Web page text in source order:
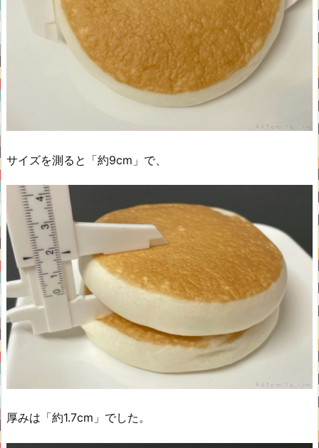
サイズを測ると「約9cm」で、
厚みは「約1.7cm」でした。